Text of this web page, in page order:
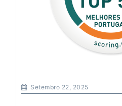
Setembro 22, 2025